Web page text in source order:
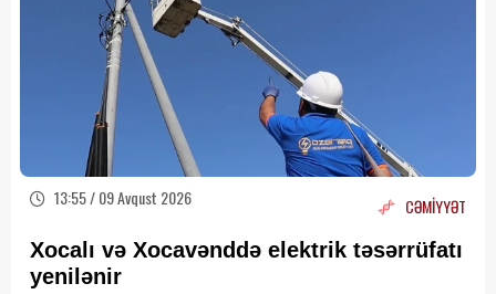
13:55 / 09 Avqust 2026 CƏMİYYƏT
Xocalı və Xocavənddə elektrik təsərrüfatı
yenilənir